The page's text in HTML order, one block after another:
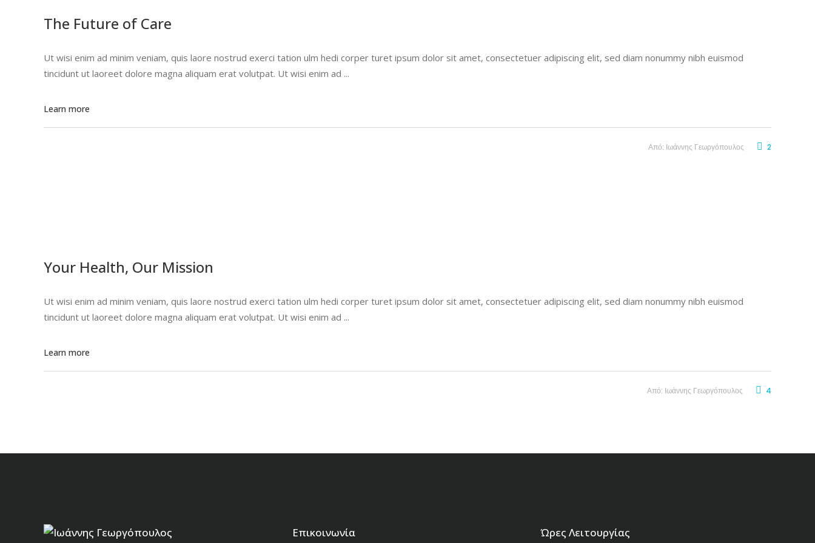
The Future of Care
Ut wisi enim ad minim veniam, quis laore nostrud exerci tation ulm hedi corper turet ipsum dolor sit amet, consectetuer adipiscing elit, sed diam nonummy nibh euismod
tincidunt ut laoreet dolore magna aliquam erat volutpat. Ut wisi enim ad
Learn more
Από: Ιωάννης Γεωργόπουλος 2
Your Health, Our Mission
Ut wisi enim ad minim veniam, quis laore nostrud exerci tation ulm hedi corper turet ipsum dolor sit amet, consectetuer adipiscing elit, sed diam nonummy nibh euismod
tincidunt ut laoreet dolore magna aliquam erat volutpat. Ut wisi enim ad
Learn more
Από: Ιωάννης Γεωργόπουλος 4
Ιωάννης Γεωργόπουλος Επικοινωνία Ώρες Λειτουργίας